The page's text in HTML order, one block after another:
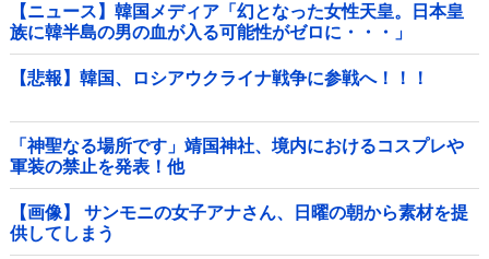
【ニュース】韓国メディア「幻となった女性天皇。日本皇
族に韓半島の男の血が入る可能性がゼロに・・・」
【悲報】韓国、ロシアウクライナ戦争に参戦へ！！！
「神聖なる場所です」靖国神社、境内におけるコスプレや
軍装の禁止を発表！他
【画像】 サンモニの女子アナさん、日曜の朝から素材を提
供してしまう